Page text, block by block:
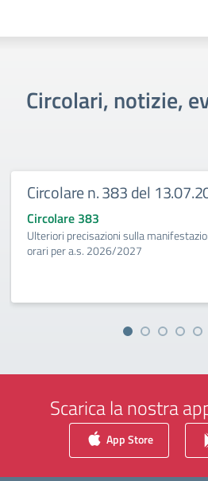
Circolari, notizie,
Circolare n. 383 del
Circolare 383
Ulteriori precisazioni sulla
orari per a.s. 2026/2027
Scarica la nostra
App Store